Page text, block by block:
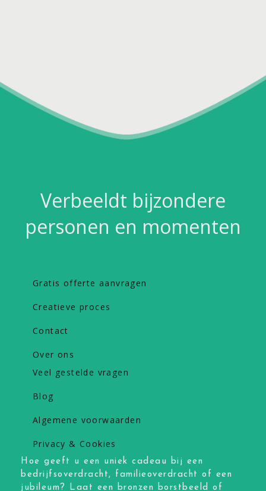
Verbeeldt bijzondere
personen en momenten
Gratis offerte aanvragen
Creatieve proces
Contact
Over ons
Veel gestelde vragen
Blog
Algemene voorwaarden
Privacy & Cookies
Hoe geeft u een uniek cadeau bij een
bedrijfsoverdracht, familieoverdracht of een
jubileum? Laat een bronzen borstbeeld of